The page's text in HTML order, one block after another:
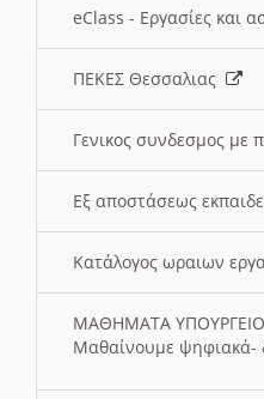
eClass - Εργασίες και
ΠΕΚΕΣ Θεσσαλιας
Γενικος συνδεσμος με
Εξ αποστάσεως
Κατάλογος ωραιων
ΜΑΘΗΜΑΤΑ
Μαθαίνουμε ψηφιακά-